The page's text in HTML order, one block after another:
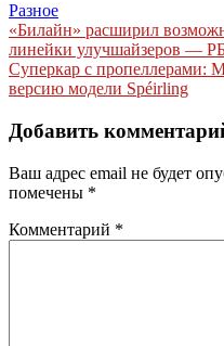
Разное
Навигация
по
записям
«Билайн» расширил
линейки улучшайзеров —
Суперкар с пропеллерами:
версию модели Spéirling
Добавить
Ваш адрес email не будет
помечены *
Комментарий *